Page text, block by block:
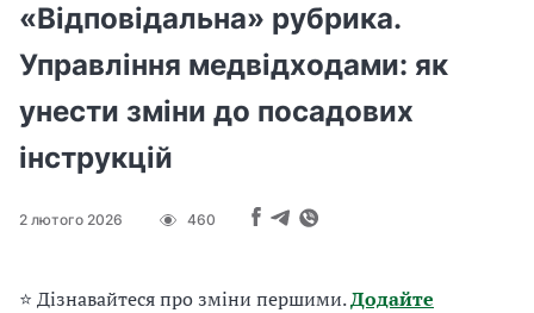
«Відповідальна» рубрика.
Управління медвідходами: як
унести зміни до посадових
інструкцій
2 лютого 2026 460
⭐ Дізнавайтеся про зміни першими.Додайте
м
ж
о
и